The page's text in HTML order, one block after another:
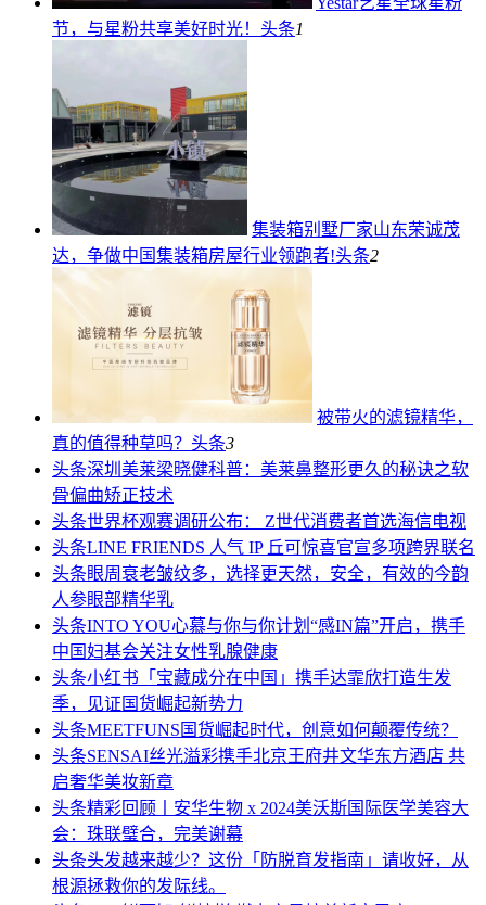
节，与星粉共享美好时光！ 头条1
集装箱别墅厂家山东荣诚茂
达，争做中国集装箱房屋行业领跑者!头条2
被带火的滤镜精华，
真的值得种草吗？ 头条3
头条深圳美莱梁晓健科普：美莱鼻整形更久的秘诀之软
骨偏曲矫正技术
头条世界杯观赛调研公布： Z世代消费者首选海信电视
头条LINE FRIENDS 人气 IP 丘可惊喜官宣多项跨界联名
头条眼周衰老皱纹多，选择更天然，安全，有效的今韵
人参眼部精华乳
头条INTO YOU心慕与你与你计划“感IN篇”开启，携手
中国妇基会关注女性乳腺健康
头条小红书「宝藏成分在中国」携手达霏欣打造生发
季，见证国货崛起新势力
头条MEETFUNS国货崛起时代，创意如何颠覆传统？
头条SENSAI丝光溢彩携手北京王府井文华东方酒店 共
启奢华美妆新章
头条精彩回顾丨安华生物 x 2024美沃斯国际医学美容大
会：珠联璧合，完美谢幕
头条头发越来越少？这份「防脱育发指南」请收好，从
根源拯救你的发际线。